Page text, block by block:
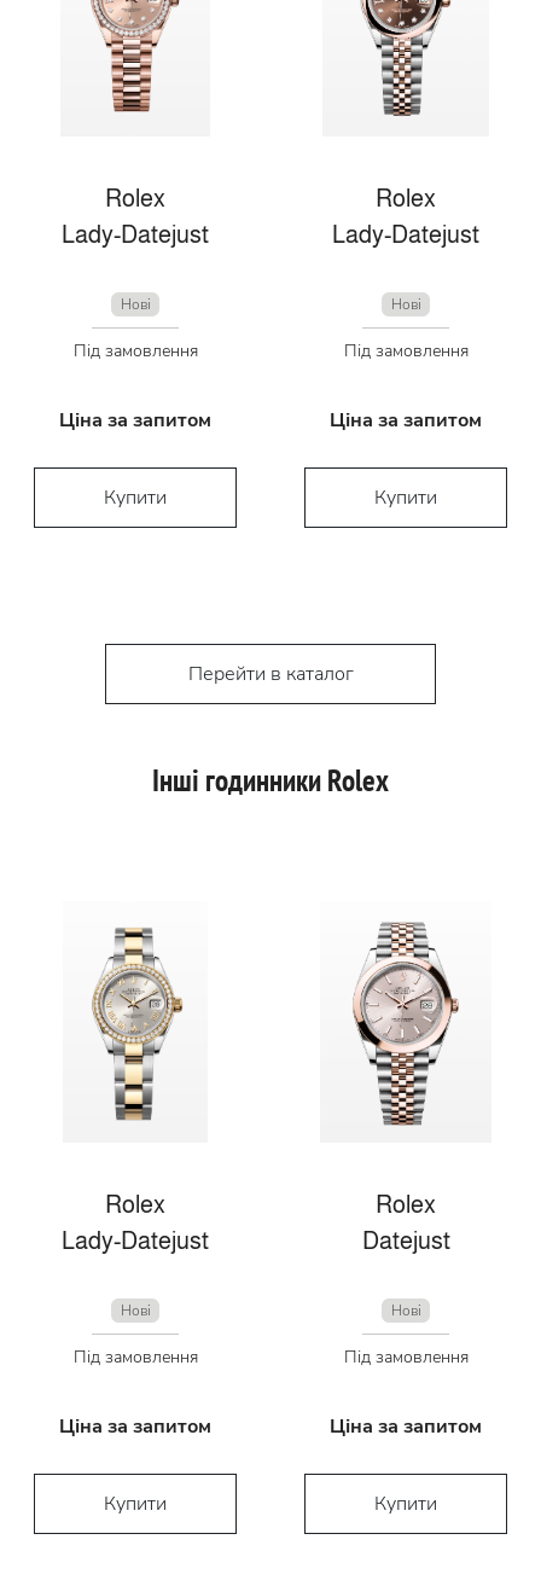
Rolex
Lady-Datejust
Нові
Під замовлення
Ціна за запитом
Купити
Rolex
Lady-Datejust
Нові
Під замовлення
Ціна за запитом
Купити
Перейти в каталог
Інші годинники Rolex
Rolex
Lady-Datejust
Нові
Під замовлення
Ціна за запитом
Купити
Rolex
Datejust
Нові
Під замовлення
Ціна за запитом
Купити